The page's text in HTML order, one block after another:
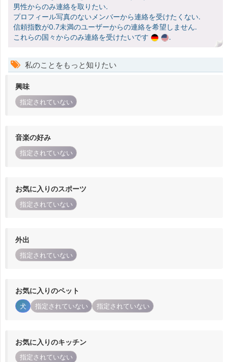
男性からのみ連絡を取りたい.
プロフィール写真のないメンバーから連絡を受けたくない.
信頼指数が0.7未満のユーザーからの連絡を希望しません.
これらの国々からのみ連絡を受けたいです
.
私のことをもっと知りたい
興味
指定されていない
音楽の好み
指定されていない
お気に入りのスポーツ
指定されていない
外出
指定されていない
お気に入りのペット
犬 指定されていない 指定されていない
お気に入りのキッチン
指定されていない